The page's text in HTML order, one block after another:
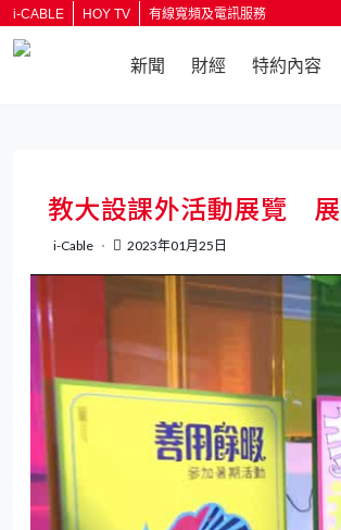
i-CABLE HOY TV 有線寬頻及電訊服務
新聞 財經 特約內容
教大設課外活動展覽
i-Cable 2023年01月25日